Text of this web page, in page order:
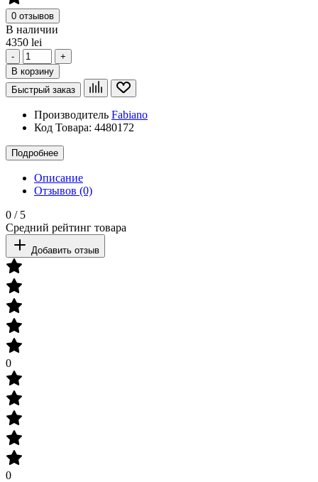
0 отзывов
В наличии
4350 lei
-
+
В корзину
Быстрый заказ
Производитель Fabiano
Код Товара: 4480172
Подробнее
Описание
Отзывов (0)
0 / 5
Средний рейтинг товара
Добавить отзыв
0
0